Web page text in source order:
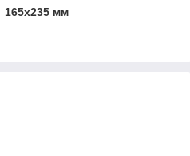
165х235 мм